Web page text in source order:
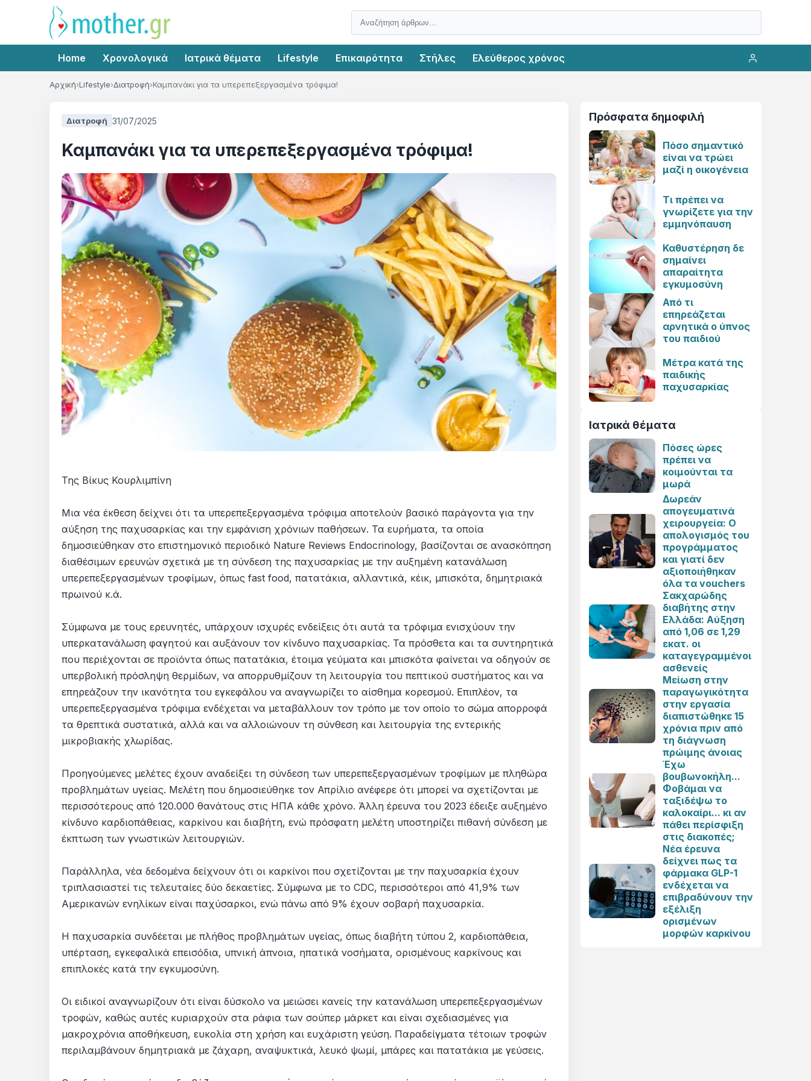
Home Χρονολογικά Ιατρικά θέματα Lifestyle Επικαιρότητα Στήλες Ελεύθερος χρόνος
Αρχική Lifestyle Διατροφή Καμπανάκι για τα υπερεπεξεργασμένα τρόφιμα!
Διατροφή 31/07/2025
Καμπανάκι για τα υπερεπεξεργασμένα τρόφιμα!
Της Βίκυς Κουρλιμπίνη
Μια νέα έκθεση δείχνει ότι τα υπερεπεξεργασμένα τρόφιμα αποτελούν βασικό παράγοντα για την
αύξηση της παχυσαρκίας και την εμφάνιση χρόνιων παθήσεων. Τα ευρήματα, τα οποία
δημοσιεύθηκαν στο επιστημονικό περιοδικό Nature Reviews Endocrinology, βασίζονται σε ανασκόπηση
διαθέσιμων ερευνών σχετικά με τη σύνδεση της παχυσαρκίας με την αυξημένη κατανάλωση
υπερεπεξεργασμένων τροφίμων, όπως fast food, πατατάκια, αλλαντικά, κέικ, μπισκότα, δημητριακά
πρωινού κ.ά.
Σύμφωνα με τους ερευνητές, υπάρχουν ισχυρές ενδείξεις ότι αυτά τα τρόφιμα ενισχύουν την
υπερκατανάλωση φαγητού και αυξάνουν τον κίνδυνο παχυσαρκίας. Τα πρόσθετα και τα συντηρητικά
που περιέχονται σε προϊόντα όπως πατατάκια, έτοιμα γεύματα και μπισκότα φαίνεται να οδηγούν σε
υπερβολική πρόσληψη θερμίδων, να απορρυθμίζουν τη λειτουργία του πεπτικού συστήματος και να
επηρεάζουν την ικανότητα του εγκεφάλου να αναγνωρίζει το αίσθημα κορεσμού. Επιπλέον, τα
υπερεπεξεργασμένα τρόφιμα ενδέχεται να μεταβάλλουν τον τρόπο με τον οποίο το σώμα απορροφά
τα θρεπτικά συστατικά, αλλά και να αλλοιώνουν τη σύνθεση και λειτουργία της εντερικής
μικροβιακής χλωρίδας.
Προηγούμενες μελέτες έχουν αναδείξει τη σύνδεση των υπερεπεξεργασμένων τροφίμων με πληθώρα
προβλημάτων υγείας. Μελέτη που δημοσιεύθηκε τον Απρίλιο ανέφερε ότι μπορεί να σχετίζονται με
περισσότερους από 120.000 θανάτους στις ΗΠΑ κάθε χρόνο. Άλλη έρευνα του 2023 έδειξε αυξημένο
κίνδυνο καρδιοπάθειας, καρκίνου και διαβήτη, ενώ πρόσφατη μελέτη υποστηρίζει πιθανή σύνδεση με
έκπτωση των γνωστικών λειτουργιών.
Παράλληλα, νέα δεδομένα δείχνουν ότι οι καρκίνοι που σχετίζονται με την παχυσαρκία έχουν
τριπλασιαστεί τις τελευταίες δύο δεκαετίες. Σύμφωνα με το CDC, περισσότεροι από 41,9% των
Αμερικανών ενηλίκων είναι παχύσαρκοι, ενώ πάνω από 9% έχουν σοβαρή παχυσαρκία.
Η παχυσαρκία συνδέεται με πλήθος προβλημάτων υγείας, όπως διαβήτη τύπου 2, καρδιοπάθεια,
υπέρταση, εγκεφαλικά επεισόδια, υπνική άπνοια, ηπατικά νοσήματα, ορισμένους καρκίνους και
επιπλοκές κατά την εγκυμοσύνη.
Οι ειδικοί αναγνωρίζουν ότι είναι δύσκολο να μειώσει κανείς την κατανάλωση υπερεπεξεργασμένων
τροφών, καθώς αυτές κυριαρχούν στα ράφια των σούπερ μάρκετ και είναι σχεδιασμένες για
μακροχρόνια αποθήκευση, ευκολία στη χρήση και ευχάριστη γεύση. Παραδείγματα τέτοιων τροφών
περιλαμβάνουν δημητριακά με ζάχαρη, αναψυκτικά, λευκό ψωμί, μπάρες και πατατάκια με γεύσεις.
Πρόσφατα δημοφιλή
Πόσο σημαντικό
είναι να τρώει
μαζί η οικογένεια
Τι πρέπει να
γνωρίζετε για την
εμμηνόπαυση
Καθυστέρηση δε
σημαίνει
απαραίτητα
εγκυμοσύνη
Από τι
επηρεάζεται
αρνητικά ο ύπνος
του παιδιού
Μέτρα κατά της
παιδικής
παχυσαρκίας
Ιατρικά θέματα
Πόσες ώρες
πρέπει να
κοιμούνται τα
μωρά
Δωρεάν
απογευματινά
χειρουργεία: Ο
απολογισμός του
προγράμματος
και γιατί δεν
αξιοποιήθηκαν
όλα τα vouchers
Σακχαρώδης
διαβήτης στην
Ελλάδα: Αύξηση
από 1,06 σε 1,29
εκατ. οι
καταγεγραμμένοι
ασθενείς
Μείωση στην
παραγωγικότητα
στην εργασία
διαπιστώθηκε 15
χρόνια πριν από
τη διάγνωση
πρώιμης άνοιας
Έχω
βουβωνοκήλη...
Φοβάμαι να
ταξιδέψω το
καλοκαίρι... κι αν
πάθει περίσφιξη
στις διακοπές;
Νέα έρευνα
δείχνει πως τα
φάρμακα GLP-1
ενδέχεται να
επιβραδύνουν την
εξέλιξη
ορισμένων
μορφών καρκίνου